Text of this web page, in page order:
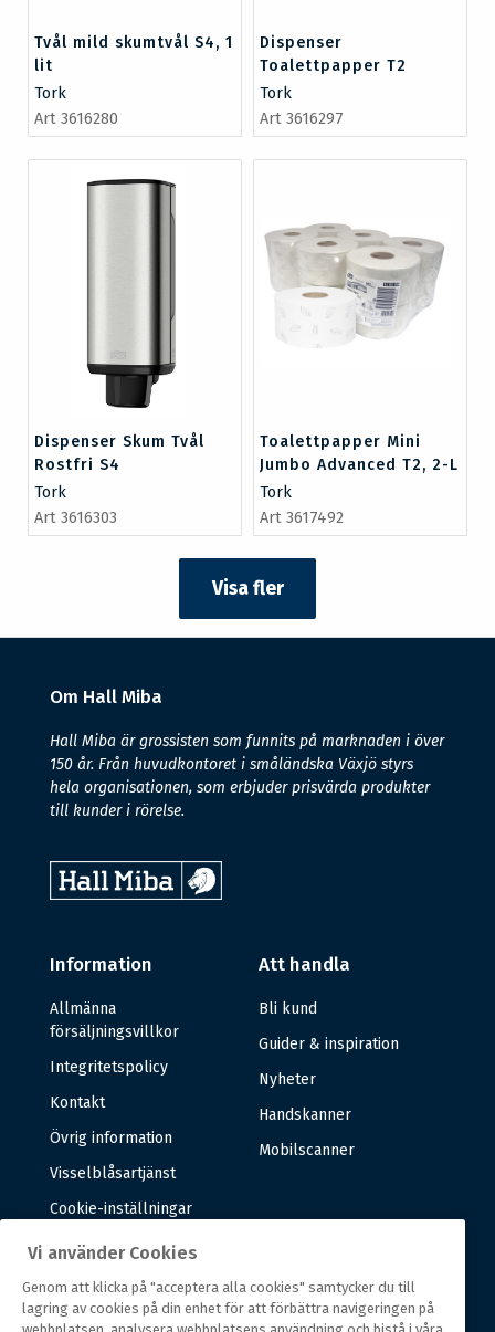
Tvål mild skumtvål S4, 1
lit
Tork
Art 3616280
Dispenser
Toalettpapper T2
Rostfritt
Tork
Art 3616297
Dispenser Skum Tvål
Rostfri S4
Tork
Art 3616303
Toalettpapper Mini
Jumbo Advanced T2, 2-L
Tork
Art 3617492
Visa fler
Om Hall Miba
Hall Miba är grossisten som funnits på marknaden i över
150 år. Från huvudkontoret i småländska Växjö styrs
hela organisationen, som erbjuder prisvärda produkter
till kunder i rörelse.
Information
Allmänna
försäljningsvillkor
Integritetspolicy
Kontakt
Övrig information
Visselblåsartjänst
Cookie-inställningar
Att handla
Bli kund
Guider & inspiration
Nyheter
Handskanner
Mobilscanner
Om oss
Vi använder Cookies
Genom att klicka på "acceptera alla cookies" samtycker du till
lagring av cookies på din enhet för att förbättra navigeringen på